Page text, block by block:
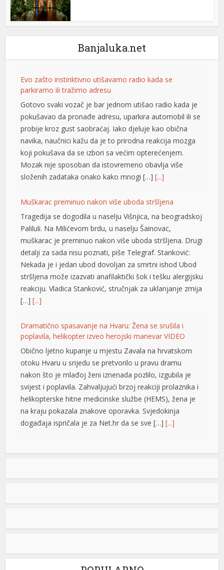
Banjaluka.net
Evo zašto instinktivno utišavamo radio kada se
parkiramo ili tražimo adresu
Gotovo svaki vozač je bar jednom utišao radio kada je
pokušavao da pronađe adresu, uparkira automobil ili se
probije kroz gust saobraćaj. Iako djeluje kao obična
navika, naučnici kažu da je to prirodna reakcija mozga
koji pokušava da se izbori sa većim opterećenjem.
Mozak nije sposoban da istovremeno obavlja više
složenih zadataka onako kako mnogi […][...]
Muškarac preminuo nakon više uboda stršljena
Tragedija se dogodila u naselju Višnjica, na beogradskoj
Paliluli. Na Milićevom brdu, u naselju Šainovac,
muškarac je preminuo nakon više uboda stršljena. Drugi
detalji za sada nisu poznati, piše Telegraf. Stanković:
Nekada je i jedan ubod dovoljan za smrtni ishod Ubod
stršljena može izazvati anafilaktički šok i tešku alergijsku
reakciju. Vladica Stanković, stručnjak za uklanjanje zmija
[…][...]
Dramatično spasavanje na Hvaru: Žena se srušila i
poplavila, helikopter izveo herojski manevar VIDEO
Obično ljetno kupanje u mjestu Zavala na hrvatskom
otoku Hvaru u srijedu se pretvorilo u pravu dramu
nakon što je mlađoj ženi iznenada pozlilo, izgubila je
svijest i poplavila. Zahvaljujući brzoj reakciji prolaznika i
helikopterske hitne medicinske službe (HEMS), žena je
na kraju pokazala znakove oporavka. Svjedokinja
događaja ispričala je za Net.hr da se sve […][...]
Odgovarajući […][...]
POPULARNO